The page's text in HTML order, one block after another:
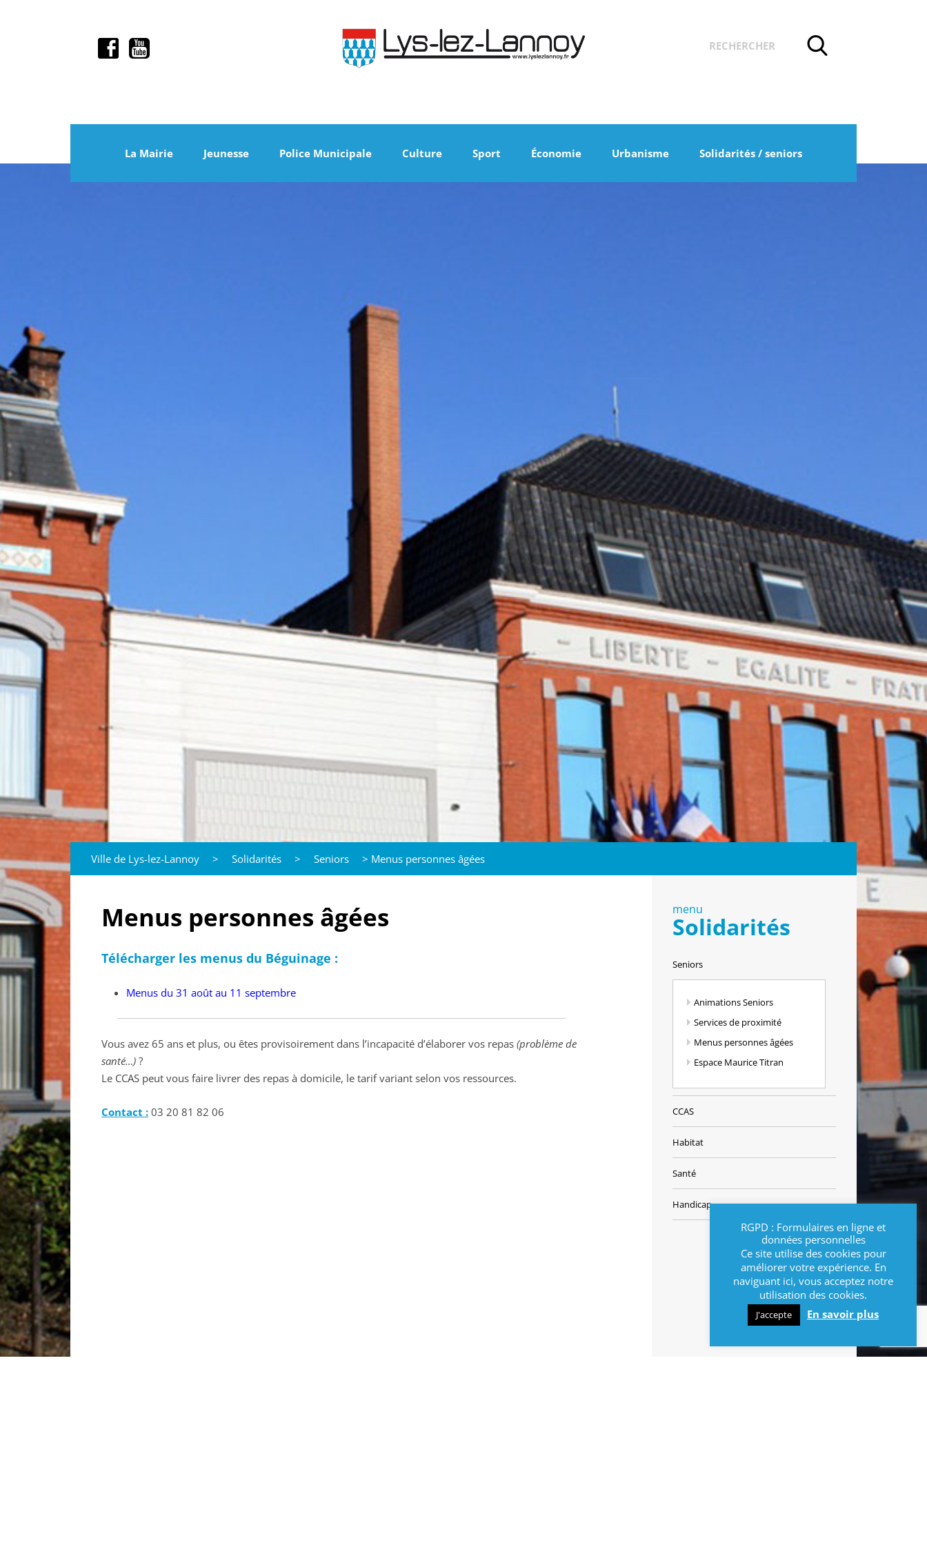
La Mairie Jeunesse Police Municipale Culture Sport Économie Urbanisme Solidarités / seniors
Ville de Lys-lez-Lannoy > Solidarités > Seniors > Menus personnes âgées
Menus personnes âgées
Télécharger les menus du Béguinage :
Menus du 31 août au 11 septembre
Vous avez 65 ans et plus, ou êtes provisoirement dans l’incapacité d’élaborer vos repas (problème de
santé…) ?
Le CCAS peut vous faire livrer des repas à domicile, le tarif variant selon vos ressources.
Contact : 03 20 81 82 06
menu
Solidarités
Seniors
Animations Seniors
Services de proximité
Menus personnes âgées
Espace Maurice Titran
CCAS
Habitat
Santé
Handicap
RGPD : Formulaires en ligne et
données personnelles
Ce site utilise des cookies pour
améliorer votre expérience. En
naviguant ici, vous acceptez notre
utilisation des cookies.
J'accepte En savoir plus